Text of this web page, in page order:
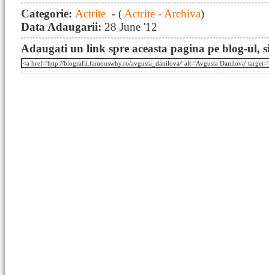
Categorie: Actrite - ( Actrite - Archiva)
Data Adaugarii: 28 June '12
Adaugati un link spre aceasta pagina pe blog-ul,